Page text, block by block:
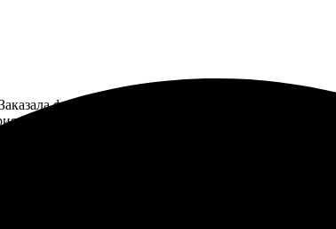
фото 15х20 на сайте, и всё прошло легко.
удивило! Рекомендую всем, кто хочет